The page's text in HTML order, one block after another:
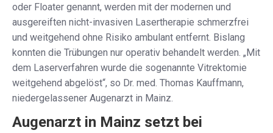
oder Floater genannt, werden mit der modernen und
ausgereiften nicht-invasiven Lasertherapie schmerzfrei
und weitgehend ohne Risiko ambulant entfernt. Bislang
konnten die Trübungen nur operativ behandelt werden. „Mit
dem Laserverfahren wurde die sogenannte Vitrektomie
weitgehend abgelöst“, so Dr. med. Thomas Kauffmann,
niedergelassener Augenarzt in Mainz.
Augenarzt in Mainz setzt bei